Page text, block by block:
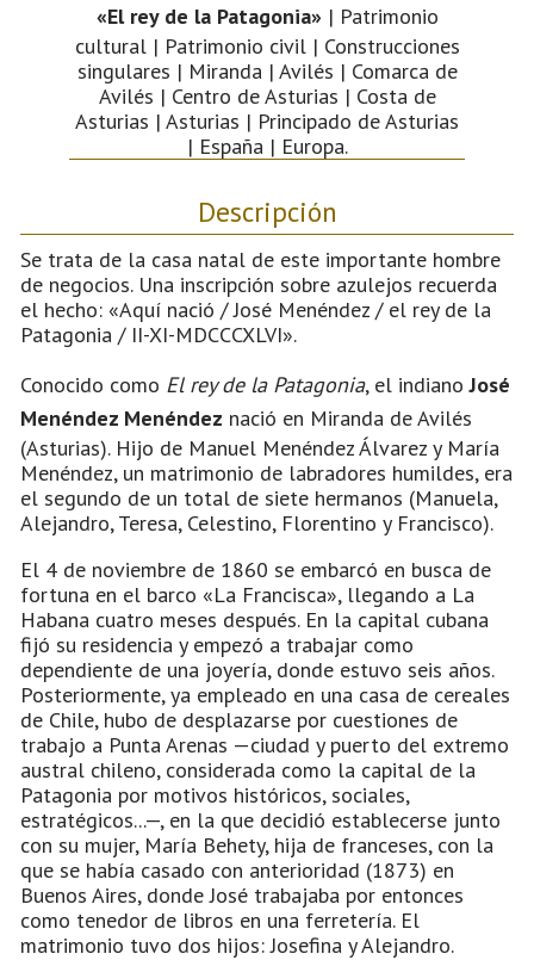
«El rey de la Patagonia» | Patrimonio
cultural | Patrimonio civil | Construcciones
singulares | Miranda | Avilés | Comarca de
Avilés | Centro de Asturias | Costa de
Asturias | Asturias | Principado de Asturias
| España | Europa.
Descripción
Se trata de la casa natal de este importante hombre
de negocios. Una inscripción sobre azulejos recuerda
el hecho: «Aquí nació / José Menéndez / el rey de la
Patagonia / II-XI-MDCCCXLVI».
Conocido como El rey de la Patagonia, el indianoJosé
Menéndez Menéndez nació en Miranda de Avilés
(Asturias). Hijo de Manuel Menéndez Álvarez y María
Menéndez, un matrimonio de labradores humildes, era
el segundo de un total de siete hermanos (Manuela,
Alejandro, Teresa, Celestino, Florentino y Francisco).
El 4 de noviembre de 1860 se embarcó en busca de
fortuna en el barco «La Francisca», llegando a La
Habana cuatro meses después. En la capital cubana
fijó su residencia y empezó a trabajar como
dependiente de una joyería, donde estuvo seis años.
Posteriormente, ya empleado en una casa de cereales
de Chile, hubo de desplazarse por cuestiones de
trabajo a Punta Arenas —ciudad y puerto del extremo
austral chileno, considerada como la capital de la
Patagonia por motivos históricos, sociales,
estratégicos...—, en la que decidió establecerse junto
con su mujer, María Behety, hija de franceses, con la
que se había casado con anterioridad (1873) en
Buenos Aires, donde José trabajaba por entonces
como tenedor de libros en una ferretería. El
matrimonio tuvo dos hijos: Josefina y Alejandro.